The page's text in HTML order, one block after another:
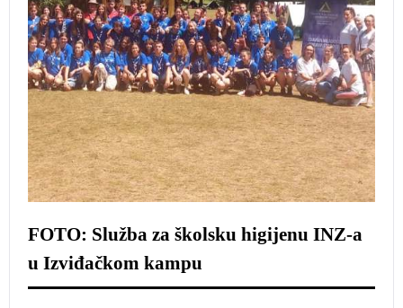
FOTO: Služba za školsku higijenu INZ-a
u Izviđačkom kampu